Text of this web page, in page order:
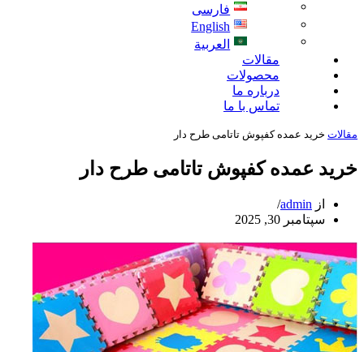
فارسی
English
العربية
مقالات
محصولات
درباره ما
تماس با ما
مقالات خرید عمده کفپوش تاتامی طرح دار
خرید عمده کفپوش تاتامی طرح دار
از admin
سپتامبر 30, 2025